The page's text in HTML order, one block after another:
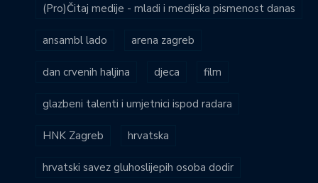
(Pro)Čitaj medije - mladi i medijska pismenost danas
ansambl lado arena zagreb
dan crvenih haljina djeca film
glazbeni talenti i umjetnici ispod radara
HNK Zagreb hrvatska
hrvatski savez gluhoslijepih osoba dodir